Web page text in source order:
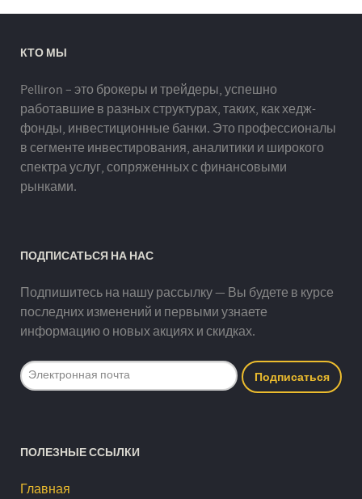
КТО МЫ
Pelliron – это брокеры и трейдеры, успешно
работавшие в разных структурах, таких, как хедж-
фонды, инвестиционные банки. Это профессионалы
в сегменте инвестирования, аналитики и широкого
спектра услуг, сопряженных с финансовыми
рынками.
ПОДПИСАТЬСЯ НА НАС
Подпишитесь на нашу рассылку — Вы будете в курсе
последних изменений и первыми узнаете
информацию о новых акциях и скидках.
ПОЛЕЗНЫЕ ССЫЛКИ
Главная